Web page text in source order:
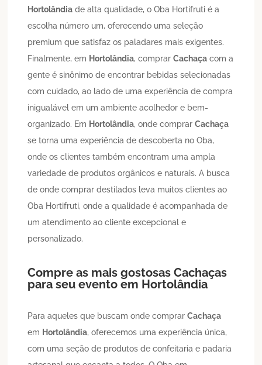
Hortolândia de alta qualidade, o Oba Hortifruti é a
escolha número um, oferecendo uma seleção
premium que satisfaz os paladares mais exigentes.
Finalmente, em Hortolândia, comprarCachaça com a
gente é sinônimo de encontrar bebidas selecionadas
com cuidado, ao lado de uma experiência de compra
inigualável em um ambiente acolhedor e bem-
organizado. Em Hortolândia, onde comprarCachaça
se torna uma experiência de descoberta no Oba,
onde os clientes também encontram uma ampla
variedade de produtos orgânicos e naturais. A busca
de onde comprar destilados leva muitos clientes ao
Oba Hortifruti, onde a qualidade é acompanhada de
um atendimento ao cliente excepcional e
personalizado.
Compre as mais gostosasCachaças
para seu evento em Hortolândia
Para aqueles que buscam onde comprarCachaça
em Hortolândia, oferecemos uma experiência única,
com uma seção de produtos de confeitaria e padaria